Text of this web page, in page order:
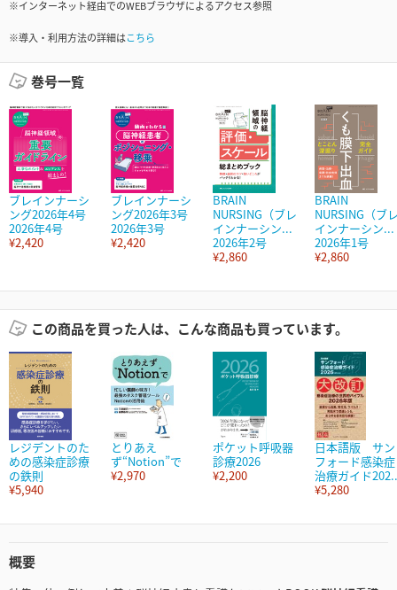
※インターネット経由でのWEBブラウザによるアクセス参照
※導入・利用方法の詳細はこちら
巻号一覧
ブレインナーシ
ング2026年4号
2026年4号
¥2,420
ブレインナーシ
ング2026年3号
2026年3号
¥2,420
BRAIN
NURSING（ブレ
インナーシン...
2026年2号
¥2,860
BRAIN
NURSING（ブ
インナーシン...
2026年1号
¥2,860
この商品を買った人は、こんな商品も買っています。
レジデントのた
めの感染症診療
の鉄則
¥5,940
とりあえ
ず“Notion”で
¥2,970
ポケット呼吸器
診療2026
¥2,200
日本語版 サン
フォード感染症
治療ガイド
¥5,280
概要